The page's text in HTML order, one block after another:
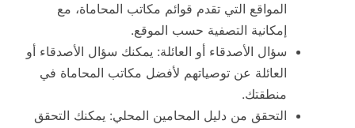
المواقع التي تقدم قوائم مكاتب المحاماة، مع
إمكانية التصفية حسب الموقع.
سؤال الأصدقاء أو العائلة: يمكنك سؤال الأصدقاء أو
العائلة عن توصياتهم لأفضل مكاتب المحاماة في
منطقتك.
التحقق من دليل المحامين المحلي: يمكنك التحقق